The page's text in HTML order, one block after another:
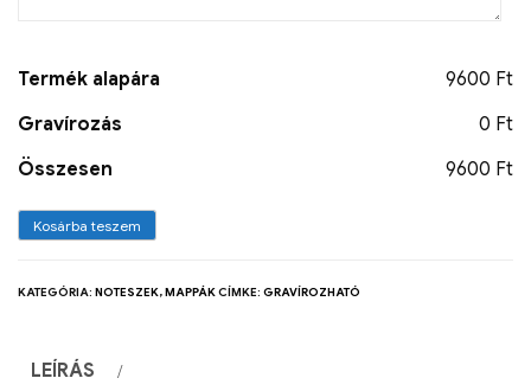
Termék alapára
9600 Ft
Gravírozás
0 Ft
Összesen
9600 Ft
Kosárba teszem
KATEGÓRIA: NOTESZEK, MAPPÁKCÍMKE: GRAVÍROZHATÓ
LEÍRÁS